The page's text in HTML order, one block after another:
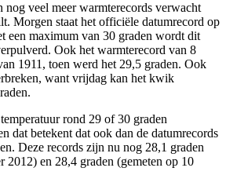
nog veel meer warmterecords verwacht
Morgen staat het officiële datumrecord op
een maximum van 30 graden wordt dit
Ook het warmterecord van 8
1911, toen werd het 29,5 graden. Ook
want vrijdag kan het kwik
rond 29 of 30 graden
dat betekent dat ook dan de datumrecords
Deze records zijn nu nog 28,1 graden
2012) en 28,4 graden (gemeten op 10